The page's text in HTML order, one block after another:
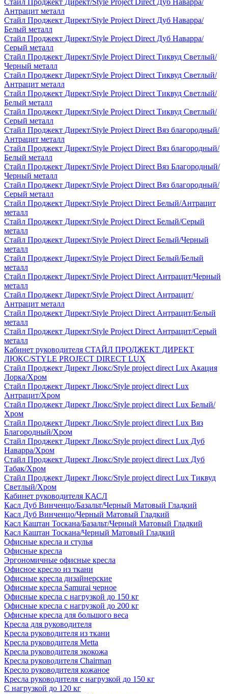
Стайл Проджект Директ/Style Project Direct Дуб Наварра/
Антрацит металл
Стайл Проджект Директ/Style Project Direct Дуб Наварра/
Белый металл
Стайл Проджект Директ/Style Project Direct Дуб Наварра/
Серый металл
Стайл Проджект Директ/Style Project Direct Тиквуд Светлый/
Черный металл
Стайл Проджект Директ/Style Project Direct Тиквуд Светлый/
Антрацит металл
Стайл Проджект Директ/Style Project Direct Тиквуд Светлый/
Белый металл
Стайл Проджект Директ/Style Project Direct Тиквуд Светлый/
Серый металл
Стайл Проджект Директ/Style Project Direct Вяз благородный/
Антрацит металл
Стайл Проджект Директ/Style Project Direct Вяз благородный/
Белый металл
Стайл Проджект Директ/Style Project Direct Вяз Благородный/
Черный металл
Стайл Проджект Директ/Style Project Direct Вяз благородный/
Серый металл
Стайл Проджект Директ/Style Project Direct Белый/Антрацит
металл
Стайл Проджект Директ/Style Project Direct Белый/Серый
металл
Стайл Проджект Директ/Style Project Direct Белый/Черный
металл
Стайл Проджект Директ/Style Project Direct Белый/Белый
металл
Стайл Проджект Директ/Style Project Direct Антрацит/Черный
металл
Стайл Проджект Директ/Style Project Direct Антрацит/
Антрацит металл
Стайл Проджект Директ/Style Project Direct Антрацит/Белый
металл
Стайл Проджект Директ/Style Project Direct Антрацит/Серый
металл
Кабинет руководителя СТАЙЛ ПРОДЖЕКТ ДИРЕКТ
ЛЮКС/STYLE PROJECT DIRECT LUX
Стайл Проджект Директ Люкс/Style project direct Lux Акация
Лорка/Хром
Стайл Проджект Директ Люкс/Style project direct Lux
Антрацит/Хром
Стайл Проджект Директ Люкс/Style project direct Lux Белый/
Хром
Стайл Проджект Директ Люкс/Style project direct Lux Вяз
Благородный/Хром
Стайл Проджект Директ Люкс/Style project direct Lux Дуб
Наварра/Хром
Стайл Проджект Директ Люкс/Style project direct Lux Дуб
Табак/Хром
Стайл Проджект Директ Люкс/Style project direct Lux Тиквуд
Светлый/Хром
Кабинет руководителя КАСЛ
Касл Дуб Винченцо/Базальт/Черный Матовый Гладкий
Касл Дуб Винченцо/Черный Матовый Гладкий
Касл Каштан Тоскана/Базальт/Черный Матовый Гладкий
Касл Каштан Тоскана/Черный Матовый Гладкий
Офисные кресла и стулья
Офисные кресла
Эргономичные офисные кресла
Офисное кресло из ткани
Офисные кресла дизайнерские
Офисные кресла Samurai черное
Офисные кресла с нагрузкой до 150 кг
Офисные кресла с нагрузкой до 200 кг
Офисные кресла для большого веса
Кресла для руководителя
Кресла руководителя из ткани
Кресла руководителя Metta
Кресла руководителя экокожа
Кресла руководителя Chairman
Кресло руководителя кожаное
Кресла руководителя с нагрузкой до 150 кг
С нагрузкой до 120 кг